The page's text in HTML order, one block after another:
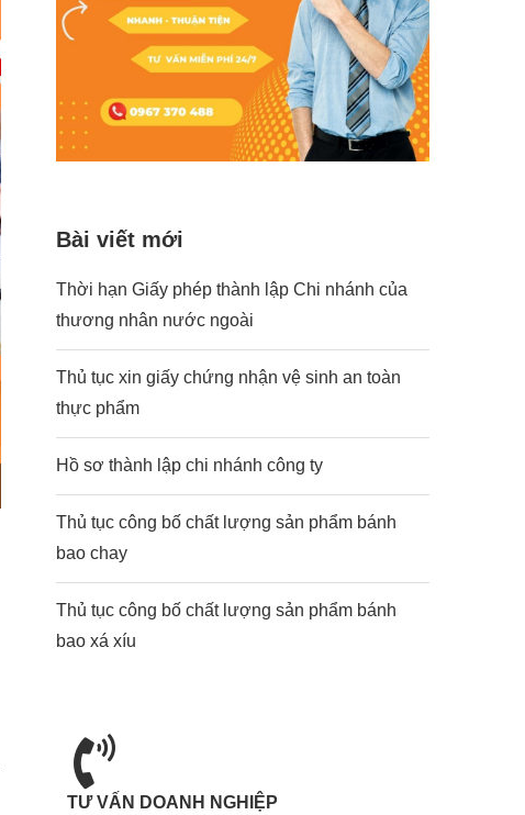
Bài viết mới
Thời hạn Giấy phép thành lập Chi nhánh của
thương nhân nước ngoài
Thủ tục xin giấy chứng nhận vệ sinh an toàn
thực phẩm
Hồ sơ thành lập chi nhánh công ty
Thủ tục công bố chất lượng sản phẩm bánh
bao chay
Thủ tục công bố chất lượng sản phẩm bánh
bao xá xíu
TƯ VẤN DOANH NGHIỆP